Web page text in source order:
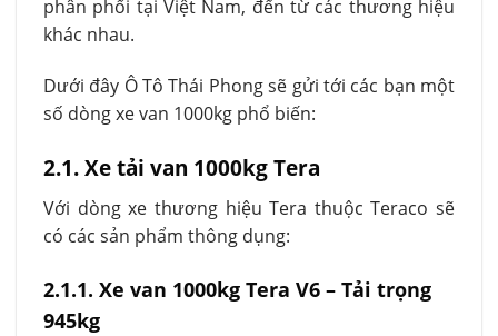
phân phối tại Việt Nam, đến từ các thương hiệu
khác nhau.
Dưới đây Ô Tô Thái Phong sẽ gửi tới các bạn một
số dòng xe van 1000kg phổ biến:
2.1. Xe tải van 1000kg Tera
Với dòng xe thương hiệu Tera thuộc Teraco sẽ
có các sản phẩm thông dụng:
2.1.1. Xe van 1000kg Tera V6 – Tải trọng
945kg